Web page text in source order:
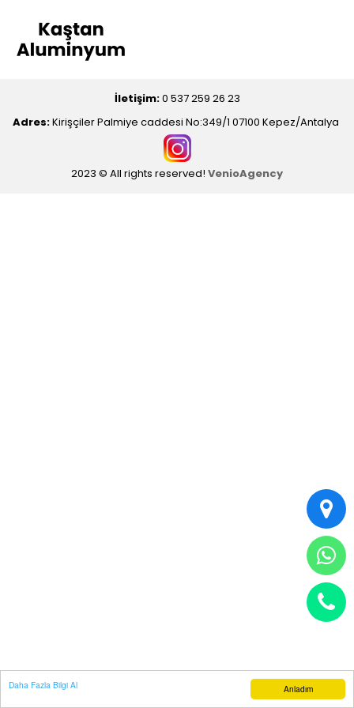
Anladım
Daha Fazla Bilgi Al
İletişim:0 537 259 26 23
Adres:Kirişçiler Palmiye caddesi No:349/1 07100 Kepez/Antalya
2023 © All rights reserved! VenioAgency